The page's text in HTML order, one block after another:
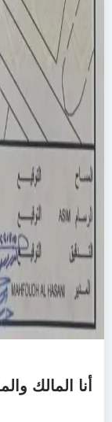
أنا المالك